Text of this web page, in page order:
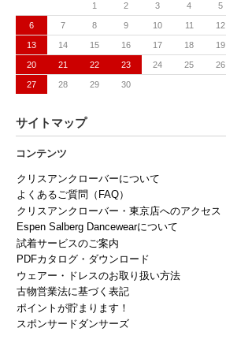
1 2 3 4 5
6 7 8 9 10 11 12
13 14 15 16 17 18 19
20 21 22 23 24 25 26
27 28 29 30
サイトマップ
コンテンツ
クリスアンクローバーについて
よくあるご質問（FAQ）
クリスアンクローバー・東京店へのアクセス
Espen Salberg Dancewearについて
試着サービスのご案内
PDFカタログ・ダウンロード
ウェアー・ドレスのお取り扱い方法
古物営業法に基づく表記
ポイントが貯まります！
スポンサードダンサーズ